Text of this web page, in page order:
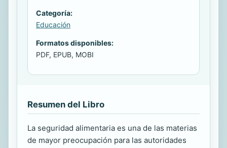
Categoría:
Educación
Formatos disponibles:
PDF, EPUB, MOBI
Resumen del Libro
La seguridad alimentaria es una de las materias
de mayor preocupación para las autoridades